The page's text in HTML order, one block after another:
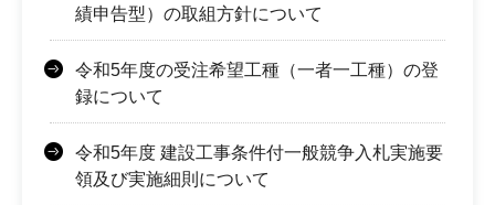
績申告型）の取組方針について
令和5年度の受注希望工種（一者一工種）の登
録について
令和5年度 建設工事条件付一般競争入札実施要
領及び実施細則について